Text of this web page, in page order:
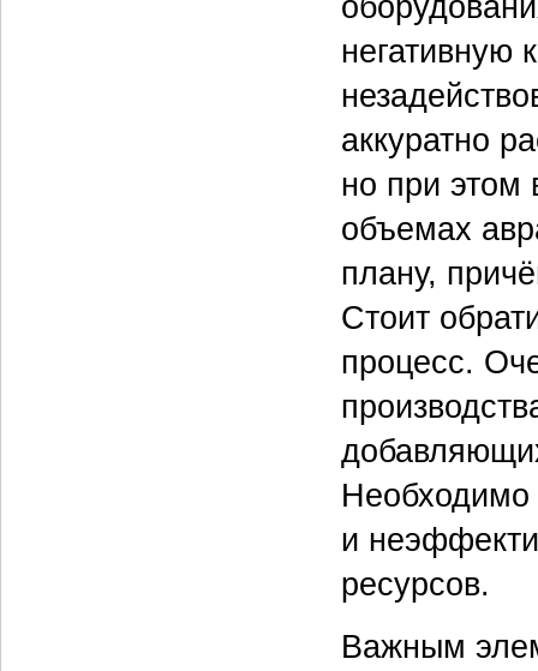
негативную
аккуратно
но при этом
объемах
плану,
Стоит
процесс.
Необходимо
и
ресурсов.
Важным